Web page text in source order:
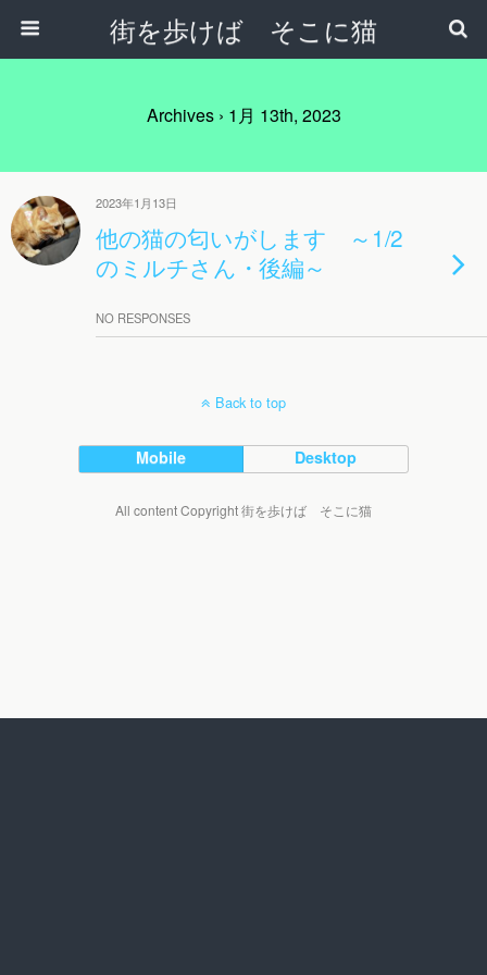
街を歩けば そこに猫
Archives › 1月 13th, 2023
2023年1月13日
他の猫の匂いがします ～1/2
のミルチさん・後編～
NO RESPONSES
Back to top
Mobile Desktop
All content Copyright 街を歩けば そこに猫